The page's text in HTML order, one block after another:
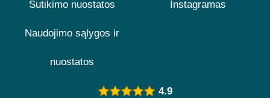
Sutikimo nuostatos
Naudojimo sąlygos ir
nuostatos
Instagramas
4.9